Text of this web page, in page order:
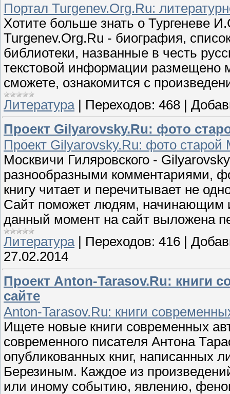
Портал Turgenev.Org.Ru:
Хотите больше знать о Тургеневе
Turgenev.Org.Ru - биография,
библиотеки, названные в честь
текстовой информации размещено
сможете, ознакомится с
Литература| Переходов: 468 |
Проект Gilyarovsky.Ru: фото
Проект Gilyarovsky.Ru: фото
Москвичи Гиляровского -
разнообразными комментариями,
книгу читает и перечитывает не
Сайт поможет людям, начинающим
данный момент на сайт выложена
Литература| Переходов: 416
27.02.2014
Проект Anton-Tarasov.Ru: книги
сайте
Anton-Tarasov.Ru: книги
Ищете новые книги современных
современного писателя Антона
опубликованных книг, написанных
Березиным. Каждое из
или иному событию, явлению,